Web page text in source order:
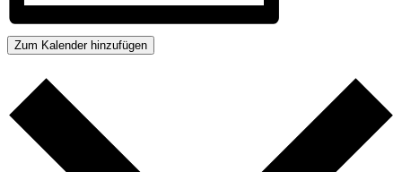
Zum Kalender hinzufügen